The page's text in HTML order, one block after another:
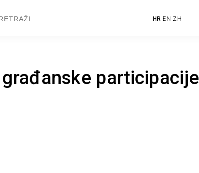
HR EN ZH
participacije